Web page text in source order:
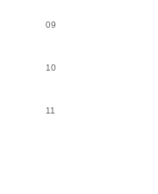
09
10
11